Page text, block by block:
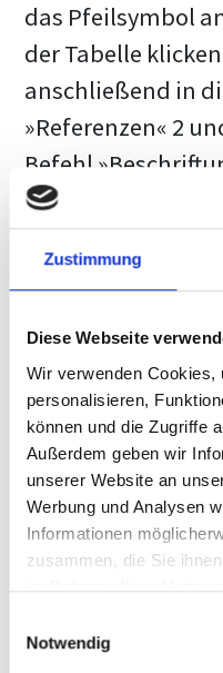
Zustimmung
Diese Webseite
Wir verwenden Cookies,
personalisieren,
können und die Zugriffe
Außerdem geben wir
unserer Website an
Werbung und Analysen
Informationen
zusammen, die Sie
Notwendig
das Pfeilsymbol
der Tabelle
anschließend in
»Referenzen« 2
Befehl
Gruppe
Klicken Sie im
die
Bezeichnungstyp
eine eigene
möchten, klicken
im Fenster